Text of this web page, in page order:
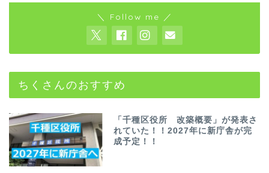
＼ Follow me ／
ちくさんのおすすめ
「千種区役所 改築概要」が発表さ
れていた！！2027年に新庁舎が完
成予定！！